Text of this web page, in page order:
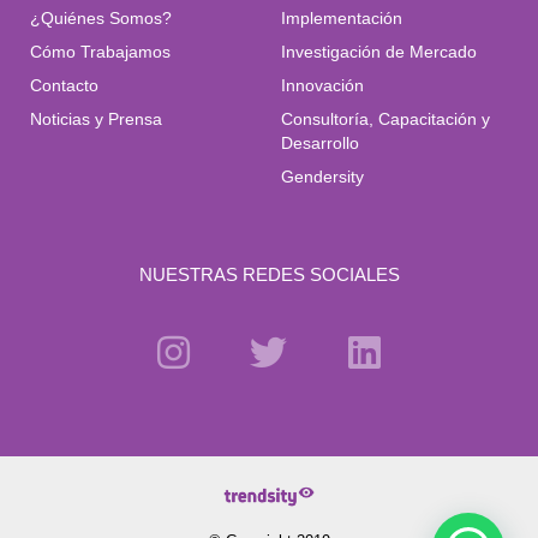
¿Quiénes Somos?
Cómo Trabajamos
Contacto
Noticias y Prensa
Implementación
Investigación de Mercado
Innovación
Consultoría, Capacitación y
Desarrollo
Gendersity
NUESTRAS REDES SOCIALES